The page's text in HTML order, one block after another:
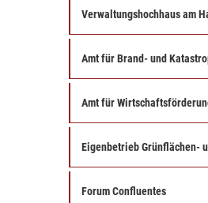
Verwaltungshochhaus am
Amt für Brand- und
Amt für
Eigenbetrieb Grünflächen-
Forum Confluentes